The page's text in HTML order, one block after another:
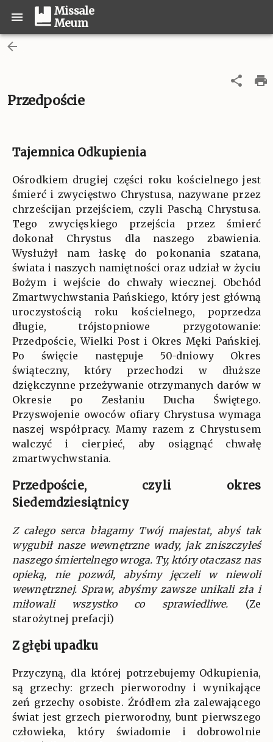
Missale
Meum
Przedpoście
Tajemnica Odkupienia
Ośrodkiem drugiej części roku kościelnego jest
śmierć i zwycięstwo Chrystusa, nazywane przez
chrześcijan przejściem, czyli Paschą Chrystusa.
Tego zwycięskiego przejścia przez śmierć
dokonał Chrystus dla naszego zbawienia.
Wysłużył nam łaskę do pokonania szatana,
świata i naszych namiętności oraz udział w życiu
Bożym i wejście do chwały wiecznej. Obchód
Zmartwychwstania Pańskiego, który jest główną
uroczystością roku kościelnego, poprzedza
długie, trójstopniowe przygotowanie:
Przedpoście, Wielki Post i Okres Męki Pańskiej.
Po święcie następuje 50-dniowy Okres
świąteczny, który przechodzi w dłuższe
dziękczynne przeżywanie otrzymanych darów w
Okresie po Zesłaniu Ducha Świętego.
Przyswojenie owoców ofiary Chrystusa wymaga
naszej współpracy. Mamy razem z Chrystusem
walczyć i cierpieć, aby osiągnąć chwałę
zmartwychwstania.
Przedpoście, czyli okres
Siedemdziesiątnicy
Z całego serca błagamy Twój majestat, abyś tak
wygubił nasze wewnętrzne wady, jak zniszczyłeś
naszego śmiertelnego wroga. Ty, który otaczasz nas
opieką, nie pozwól, abyśmy jęczeli w niewoli
wewnętrznej. Spraw, abyśmy zawsze unikali zła i
miłowali wszystko co sprawiedliwe. (Ze
starożytnej prefacji)
Z głębi upadku
Przyczyną, dla której potrzebujemy Odkupienia,
są grzechy: grzech pierworodny i wynikające
zeń grzechy osobiste. Źródłem zła zalewającego
świat jest grzech pierworodny, bunt pierwszego
człowieka, który świadomie i dobrowolnie